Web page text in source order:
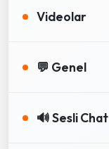
Videolar
💬 Genel
🔊 Sesli Chat